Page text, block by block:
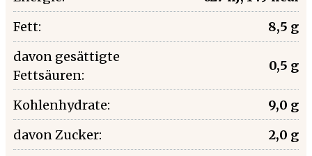
Fett:
8,5 g
davon gesättigte
Fettsäuren:
0,5 g
Kohlenhydrate:
9,0 g
davon Zucker:
2,0 g